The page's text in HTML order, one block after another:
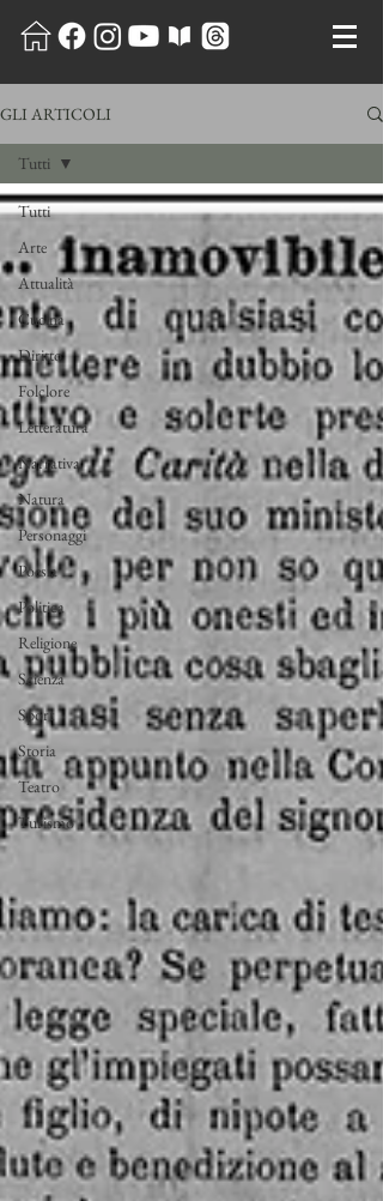
GLI ARTICOLI
Tutti
Arte
Attualità
Cucina
Diritto
Folclore
Letteratura
Narrativa
Natura
Personaggi
Poesia
Politica
Religione
Scienza
Sport
Storia
Teatro
Turismo
Tutti